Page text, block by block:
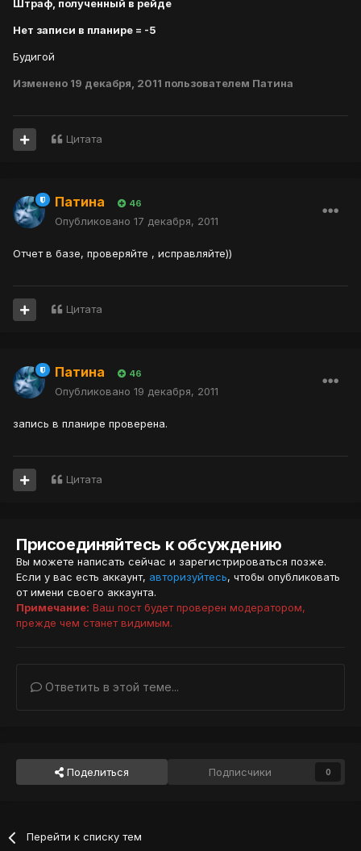
Штраф, полученный в рейде
Нет записи в планире = -5
Будигой
Изменено 19 декабря, 2011 пользователем Патина
Цитата
Патина 46
Опубликовано 17 декабря, 2011
Отчет в базе, проверяйте , исправляйте))
Цитата
Патина 46
Опубликовано 19 декабря, 2011
запись в планире проверена.
Цитата
Присоединяйтесь к обсуждению
Вы можете написать сейчас и зарегистрироваться позже.
Если у вас есть аккаунт, авторизуйтесь, чтобы опубликовать
от имени своего аккаунта.
Примечание: Ваш пост будет проверен модератором,
прежде чем станет видимым.
Ответить в этой теме...
Поделиться Подписчики 0
Перейти к списку тем